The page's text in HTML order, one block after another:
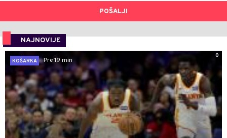
POŠALJI
NAJNOVIJE
0
KOŠARKA
Pre 19 min